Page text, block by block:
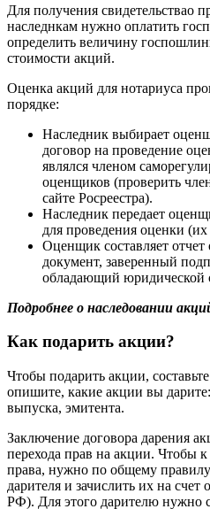
Для получения свидетельствао
наследнкам нужно оплатить
определить величину
стоимости акций.
Оценка акций для нотариуса
порядке:
Наследник выбирает
договор на проведение
являлся членом
оценщиков (проверить
сайте Росреестра).
Наследник передает
для проведения оценки
Оценщик составляет
документ, заверенный
обладающий юридической
Подробнее о наследовании
Как подарить акции?
Чтобы подарить акции,
опишите, какие акции вы
выпуска, эмитента.
Заключение договора дарения
перехода прав на акции. Чтобы
права, нужно по общему правилу
дарителя и зачислить их на
РФ). Для этого дарителю нужно